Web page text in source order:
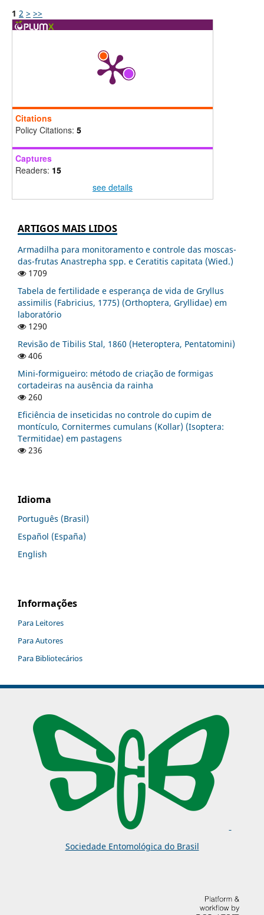
1 2 > >>
Citations
Policy Citations: 5
Captures
Readers: 15
see details
ARTIGOS MAIS LIDOS
Armadilha para monitoramento e controle das moscas-
das-frutas Anastrepha spp. e Ceratitis capitata (Wied.)
1709
Tabela de fertilidade e esperança de vida de Gryllus
assimilis (Fabricius, 1775) (Orthoptera, Gryllidae) em
laboratório
1290
Revisão de Tibilis Stal, 1860 (Heteroptera, Pentatomini)
406
Mini-formigueiro: método de criação de formigas
cortadeiras na ausência da rainha
260
Eficiência de inseticidas no controle do cupim de
montículo, Cornitermes cumulans (Kollar) (Isoptera:
Termitidae) em pastagens
236
Idioma
Português (Brasil)
Español (España)
English
Informações
Para Leitores
Para Autores
Para Bibliotecários
Sociedade Entomológica do Brasil